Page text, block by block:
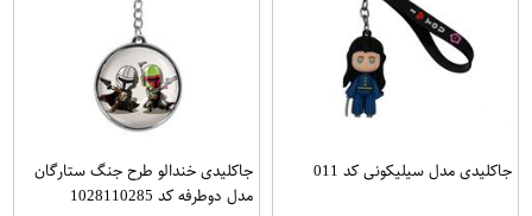
جاکلیدی مدل سیلیکونی کد 011
جاکلیدی خندالو طرح جنگ ستارگان
مدل دوطرفه کد 1028110285